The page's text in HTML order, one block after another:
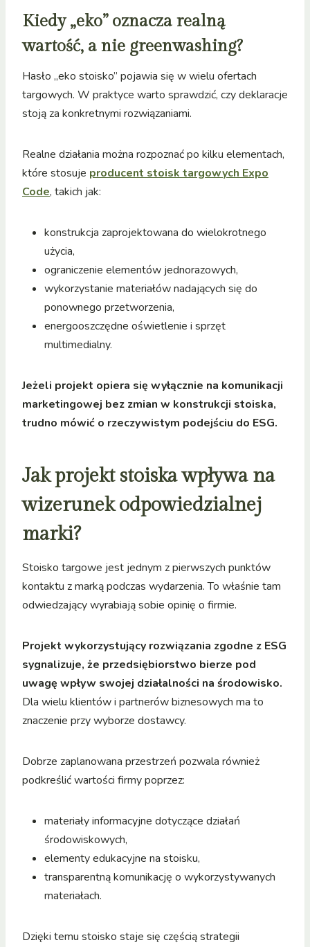
Kiedy „eko” oznacza realną
wartość, a nie greenwashing?
Hasło „eko stoisko” pojawia się w wielu ofertach
targowych. W praktyce warto sprawdzić, czy deklaracje
stoją za konkretnymi rozwiązaniami.
Realne działania można rozpoznać po kilku elementach,
które stosuje producent stoisk targowych Expo
Code, takich jak:
konstrukcja zaprojektowana do wielokrotnego
użycia,
ograniczenie elementów jednorazowych,
wykorzystanie materiałów nadających się do
ponownego przetworzenia,
energooszczędne oświetlenie i sprzęt
multimedialny.
Jeżeli projekt opiera się wyłącznie na komunikacji
marketingowej bez zmian w konstrukcji stoiska,
trudno mówić o rzeczywistym podejściu do ESG.
Jak projekt stoiska wpływa na
wizerunek odpowiedzialnej
marki?
Stoisko targowe jest jednym z pierwszych punktów
kontaktu z marką podczas wydarzenia. To właśnie tam
odwiedzający wyrabiają sobie opinię o firmie.
Projekt wykorzystujący rozwiązania zgodne z ESG
sygnalizuje, że przedsiębiorstwo bierze pod
uwagę wpływ swojej działalności na środowisko.
Dla wielu klientów i partnerów biznesowych ma to
znaczenie przy wyborze dostawcy.
Dobrze zaplanowana przestrzeń pozwala również
podkreślić wartości firmy poprzez:
materiały informacyjne dotyczące działań
środowiskowych,
elementy edukacyjne na stoisku,
transparentną komunikację o wykorzystywanych
materiałach.
Dzięki temu stoisko staje się częścią strategii